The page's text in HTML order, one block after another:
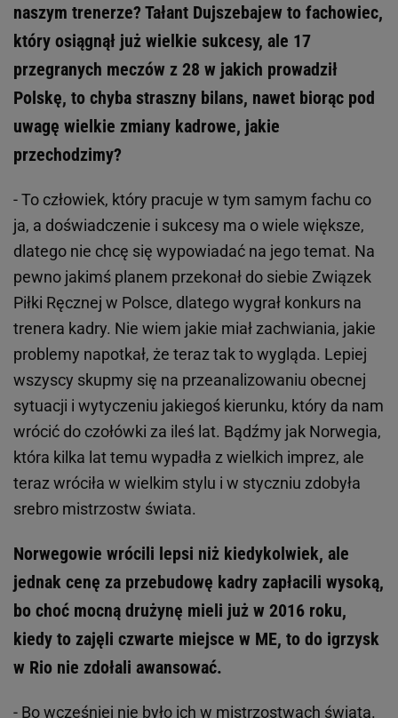
naszym trenerze? Tałant Dujszebajew to fachowiec,
który osiągnął już wielkie sukcesy, ale 17
przegranych meczów z 28 w jakich prowadził
Polskę, to chyba straszny bilans, nawet biorąc pod
uwagę wielkie zmiany kadrowe, jakie
przechodzimy?
- To człowiek, który pracuje w tym samym fachu co
ja, a doświadczenie i sukcesy ma o wiele większe,
dlatego nie chcę się wypowiadać na jego temat. Na
pewno jakimś planem przekonał do siebie Związek
Piłki Ręcznej w Polsce, dlatego wygrał konkurs na
trenera kadry. Nie wiem jakie miał zachwiania, jakie
problemy napotkał, że teraz tak to wygląda. Lepiej
wszyscy skupmy się na przeanalizowaniu obecnej
sytuacji i wytyczeniu jakiegoś kierunku, który da nam
wrócić do czołówki za ileś lat. Bądźmy jak Norwegia,
która kilka lat temu wypadła z wielkich imprez, ale
teraz wróciła w wielkim stylu i w styczniu zdobyła
srebro mistrzostw świata.
Norwegowie wrócili lepsi niż kiedykolwiek, ale
jednak cenę za przebudowę kadry zapłacili wysoką,
bo choć mocną drużynę mieli już w 2016 roku,
kiedy to zajęli czwarte miejsce w ME, to do igrzysk
w Rio nie zdołali awansować.
- Bo wcześniej nie było ich w mistrzostwach świata.